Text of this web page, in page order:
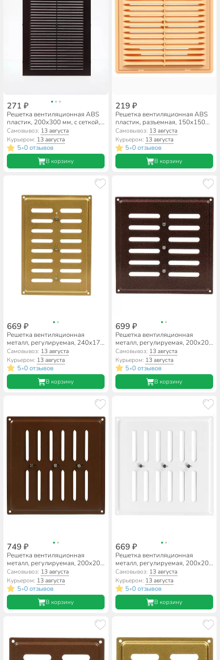
271 ₽
Решетка вентиляционная ABS
пластик, 200х300 мм, с сеткой,
коричневая, Event, 2030С
Самовывоз: 13 августа
Курьером: 13 августа
5•0 отзывов
В корзину
219 ₽
Решетка вентиляционная ABS
пластик, разъемная, 150х150
мм, с сеткой, бежевая, Event,
1515Р
Самовывоз: 13 августа
Курьером: 13 августа
5•0 отзывов
В корзину
669 ₽
Решетка вентиляционная
металл, регулируемая, 240х170
мм, золотая, Event, 170х240ВРР
Самовывоз: 13 августа
Курьером: 13 августа
5•0 отзывов
В корзину
699 ₽
Решетка вентиляционная
металл, регулируемая, 200х200
мм, медь, Event, 200х200ВРР
Самовывоз: 13 августа
Курьером: 13 августа
5•0 отзывов
В корзину
749 ₽
Решетка вентиляционная
металл, регулируемая, 200х200
мм, коричневая, Event,
200х200ВРР
Самовывоз: 13 августа
Курьером: 13 августа
5•0 отзывов
В корзину
669 ₽
Решетка вентиляционная
металл, регулируемая, 200х200
мм, белая, Event, 200х200ВРР
Самовывоз: 13 августа
Курьером: 13 августа
5•0 отзывов
В корзину